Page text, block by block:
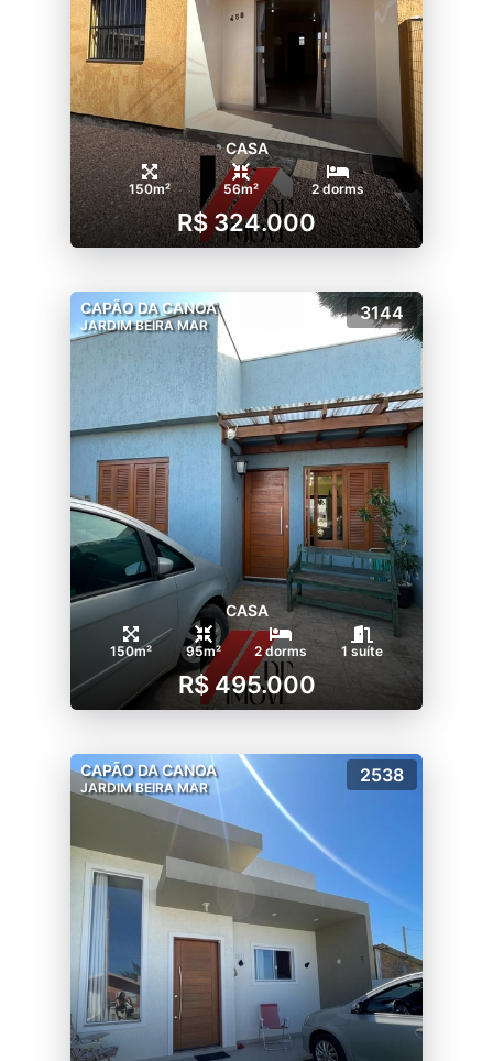
CASA
150m² 56m² 2 dorms
R$ 324.000
CAPÃO DA CANOA
JARDIM BEIRA MAR
3144
CASA
150m² 95m² 2 dorms 1 suíte
R$ 495.000
CAPÃO DA CANOA
JARDIM BEIRA MAR
2538